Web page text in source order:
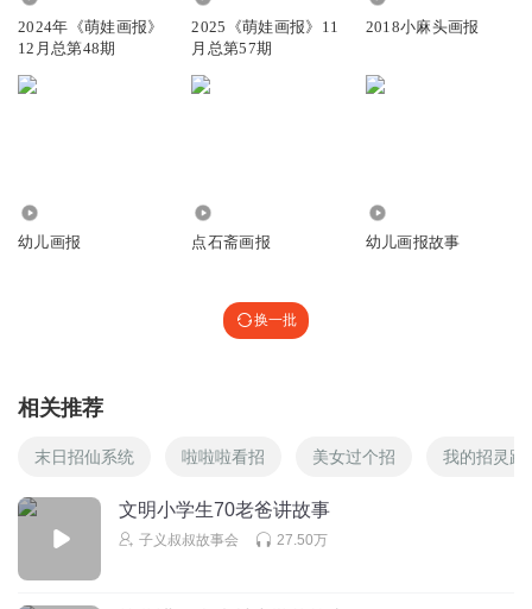
2024年《萌娃画报》
12月总第48期
2025《萌娃画报》11
月总第57期
2018小麻头画报
幼儿画报 点石斋画报 幼儿画报故事
换一批
相关推荐
末日招仙系统 啦啦啦看招 美女过个招 我的招灵路
文明小学生70老爸讲故事
子义叔叔故事会 27.50万